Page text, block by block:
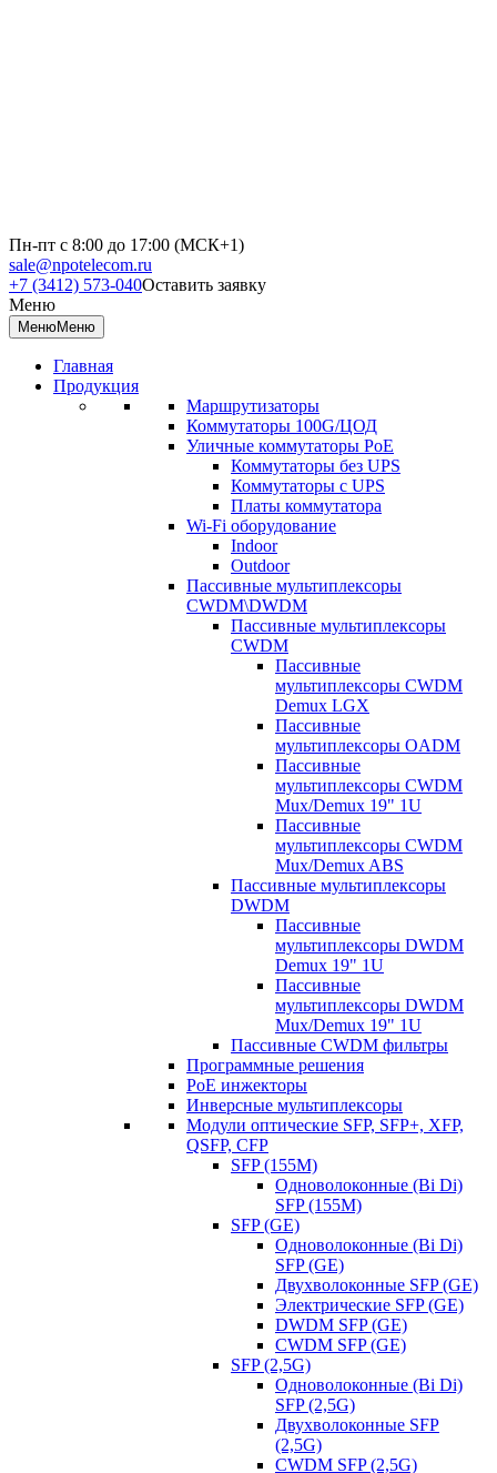
Пн-пт с 8:00 до 17:00 (МСК+1)
sale@npotelecom.ru
+7 (3412) 573-040Оставить заявку
Меню
МенюМеню
Главная
Продукция
Маршрутизаторы
Коммутаторы 100G/ЦОД
Уличные коммутаторы PoE
Коммутаторы без UPS
Коммутаторы с UPS
Платы коммутатора
Wi-Fi оборудование
Indoor
Outdoor
Пассивные мультиплексоры
CWDM\DWDM
Пассивные мультиплексоры
CWDM
Пассивные
мультиплексоры CWDM
Demux LGX
Пассивные
мультиплексоры OADM
Пассивные
мультиплексоры CWDM
Mux/Demux 19" 1U
Пассивные
мультиплексоры CWDM
Mux/Demux ABS
Пассивные мультиплексоры
DWDM
Пассивные
мультиплексоры DWDM
Demux 19" 1U
Пассивные
мультиплексоры DWDM
Mux/Demux 19" 1U
Пассивные CWDM фильтры
Программные решения
PoE инжекторы
Инверсные мультиплексоры
Модули оптические SFP, SFP+, XFP,
QSFP, CFP
SFP (155M)
Одноволоконные (Bi Di)
SFP (155M)
SFP (GE)
Одноволоконные (Bi Di)
SFP (GE)
Двухволоконные SFP (GE)
Электрические SFP (GE)
DWDM SFP (GE)
CWDM SFP (GE)
SFP (2,5G)
Одноволоконные (Bi Di)
SFP (2,5G)
Двухволоконные SFP
(2,5G)
CWDM SFP (2,5G)